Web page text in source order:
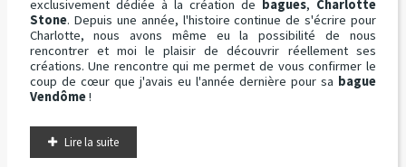
exclusivement dédiée à la création de bagues, Charlotte
Stone. Depuis une année, l'histoire continue de s'écrire pour
Charlotte, nous avons même eu la possibilité de nous
rencontrer et moi le plaisir de découvrir réellement ses
créations. Une rencontre qui me permet de vous confirmer le
coup de cœur que j'avais eu l'année dernière pour sa bague
Vendôme!
Lire la suite